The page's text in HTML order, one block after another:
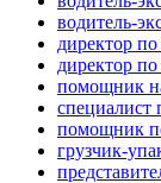
водитель-
директор
директор
помощник
специалист
помощник
грузчик-